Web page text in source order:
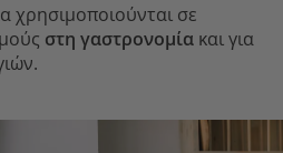
χρησιμοποιούνται σε
στη γαστρονομία και για